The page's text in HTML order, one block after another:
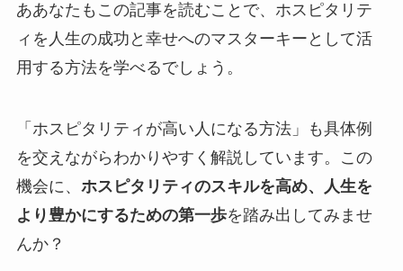
ああなたもこの記事を読むことで、ホスピタリテ
ィを人生の成功と幸せへのマスターキーとして活
用する方法を学べるでしょう。
「ホスピタリティが高い人になる方法」も具体例
を交えながらわかりやすく解説しています。この
機会に、 ホスピタリティのスキルを高め、人生を
より豊かにするための第一歩を踏み出してみませ
んか？